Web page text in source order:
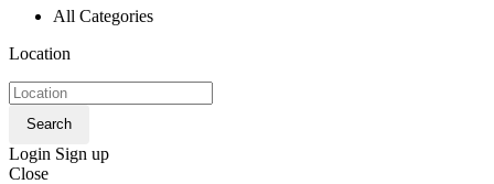
All Categories
Location
Search
Login Sign up
Close